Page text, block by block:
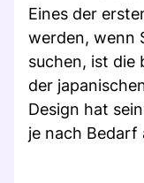
Eines der
werden, wenn
suchen, ist die
der
Design hat
je nach Bedarf